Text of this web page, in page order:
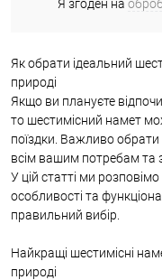
Я згоден на
Як обрати ідеальний
природі
Якщо ви плануєте
то шестимісний намет
поїздки. Важливо
всім вашим потребам та
У цій статті ми
особливості та
правильний вибір.
Найкращі шестимісні
природі